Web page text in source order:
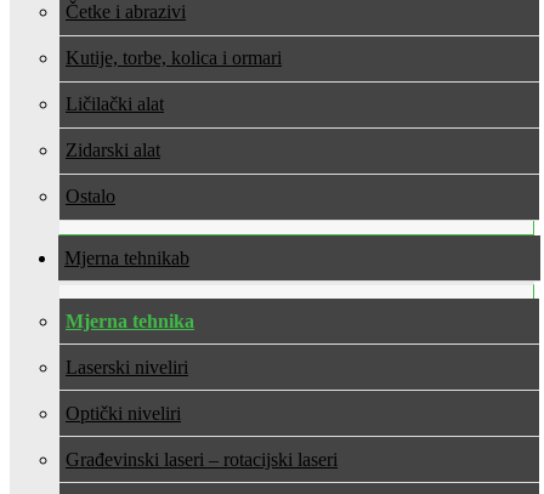
Četke i abrazivi
Kutije, torbe, kolica i ormari
Ličilački alat
Zidarski alat
Ostalo
Mjerna tehnika
Mjerna tehnika
Laserski niveliri
Optički niveliri
Građevinski laseri – rotacijski laseri